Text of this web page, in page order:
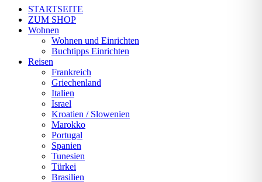
STARTSEITE
ZUM SHOP
Wohnen
Wohnen und Einrichten
Buchtipps Einrichten
Reisen
Frankreich
Griechenland
Italien
Israel
Kroatien / Slowenien
Marokko
Portugal
Spanien
Tunesien
Türkei
Brasilien